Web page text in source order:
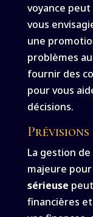
voyance
vous
une
problèmes
fournir des
pour vous
décisions.
La gestion
majeure
sérieuse
financières